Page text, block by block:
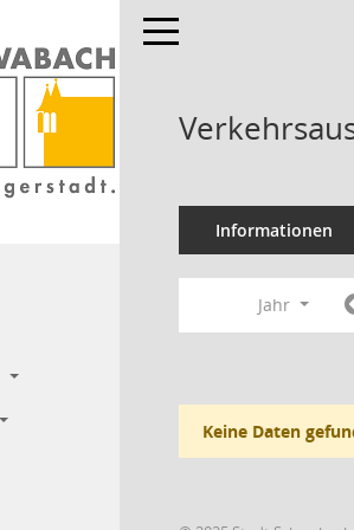
Toggle navigation
Informationen
Jahr
Keine Daten